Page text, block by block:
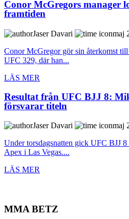
Conor McGregors manager
framtiden
Jaser Davari
maj
Conor McGregor gör sin återkomst
UFC 329, där han...
LÄS MER
Resultat från UFC BJJ 8:
försvarar titeln
Jaser Davari
maj
Under torsdagsnatten gick UFC BJJ
Apex i Las Vegas....
LÄS MER
MMA BETZ